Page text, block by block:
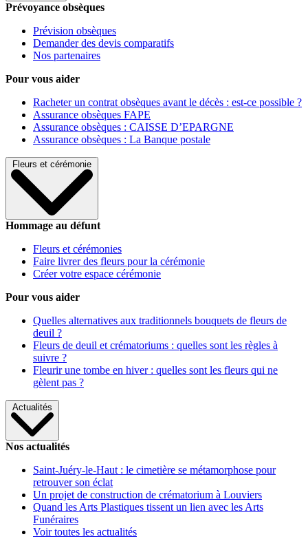
Prévoyance obsèques
Prévision obsèques
Demander des devis comparatifs
Nos partenaires
Pour vous aider
Racheter un contrat obsèques avant le décès : est-ce possible ?
Assurance obsèques FAPE
Assurance obsèques : CAISSE D’EPARGNE
Assurance obsèques : La Banque postale
Fleurs et cérémonie
Hommage au défunt
Fleurs et cérémonies
Faire livrer des fleurs pour la cérémonie
Créer votre espace cérémonie
Pour vous aider
Quelles alternatives aux traditionnels bouquets de fleurs de
deuil ?
Fleurs de deuil et crématoriums : quelles sont les règles à
suivre ?
Fleurir une tombe en hiver : quelles sont les fleurs qui ne
gèlent pas ?
Actualités
Nos actualités
Saint-Juéry-le-Haut : le cimetière se métamorphose pour
retrouver son éclat
Un projet de construction de crématorium à Louviers
Quand les Arts Plastiques tissent un lien avec les Arts
Funéraires
Voir toutes les actualités